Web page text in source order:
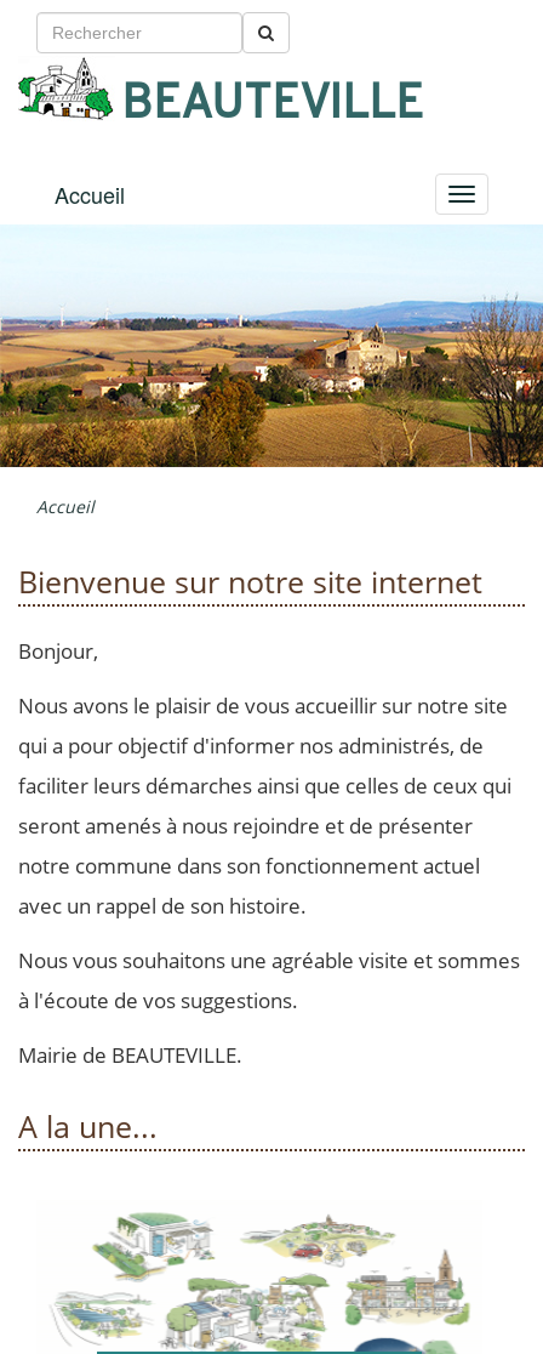
BEAUTEVILLE
Menu
Accueil
Accueil
Bienvenue sur notre site internet
Bonjour,
Nous avons le plaisir de vous accueillir sur notre site
qui a pour objectif d'informer nos administrés, de
faciliter leurs démarches ainsi que celles de ceux qui
seront amenés à nous rejoindre et de présenter
notre commune dans son fonctionnement actuel
avec un rappel de son histoire.
Nous vous souhaitons une agréable visite et sommes
à l'écoute de vos suggestions.
Mairie de BEAUTEVILLE.
A la une...